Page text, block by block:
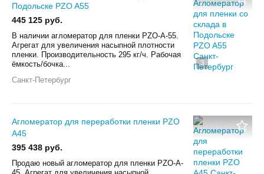
3
Подольске PZO A55
445 125 руб.
В наличии агломератор для пленки PZO-A-55.
Агрегат для увеличения насыпной плотности
пленки. Производительность 295 кг/ч. Рабочая
ёмкость/бочка...
Санкт-Петербург
Агломератор для переработки пленки PZO
A45
395 438 руб.
Продаю новый агломератор для пленки PZO-A-